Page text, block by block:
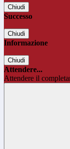
Chiudi
Successo
Chiudi
Informazione
Chiudi
Attendere...
Attendere il